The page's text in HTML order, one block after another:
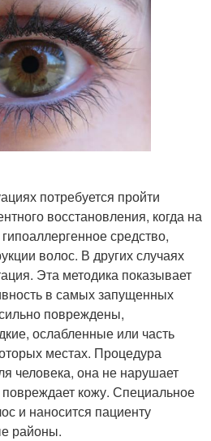
потребуется пройти
восстановления, когда на
средство,
волос. В других случаях
Эта методика показывает
в самых запущенных
повреждены,
ослабленные или часть
местах. Процедура
человека, она не нарушает
кожу. Специальное
и наносится пациенту
районы.